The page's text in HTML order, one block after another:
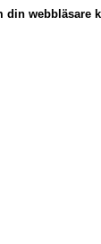
webbläsare